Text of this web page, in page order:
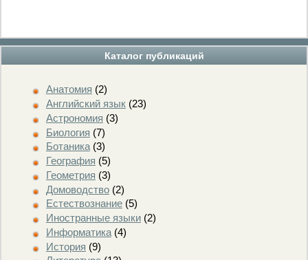
Каталог публикаций
Анатомия (2)
Английский язык(23)
Астрономия (3)
Биология (7)
Ботаника(3)
География (5)
Геометрия (3)
Домоводство(2)
Естествознание(5)
Иностранные языки(2)
Информатика(4)
История (9)